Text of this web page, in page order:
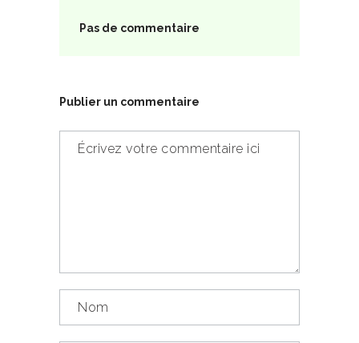
Pas de commentaire
Publier un commentaire